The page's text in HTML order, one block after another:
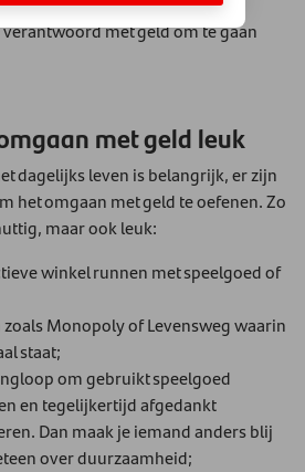
met geld om te gaan
met geld leuk
dagelijks leven is belangrijk, er zijn
het omgaan met geld te oefenen. Zo
maar ook leuk:
winkel runnen met speelgoed of
Monopoly of Levensweg waarin
staat;
om gebruikt speelgoed
en tegelijkertijd afgedankt
Dan maak je iemand anders blij
over duurzaamheid;